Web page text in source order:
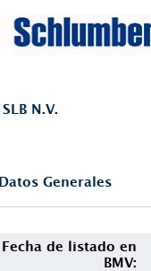
SLB N.V.
Datos Generales
Fecha de listado en
BMV: